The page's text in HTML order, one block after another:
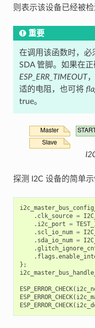
则表示该设备已经被检
重要
在调用该函数时，必
SDA 管脚。如果在
ESP_ERR_TIMEOUT
适的电阻，也可将
true。
探测 I2C 设备的简单示
. clk_source =
. i2c_port =
. scl_io_num =
. sda_io_num =
.
. flags .
};
ESP_ERROR_CHECK(
ESP_ERROR_CHECK(
ESP_ERROR_CHECK(